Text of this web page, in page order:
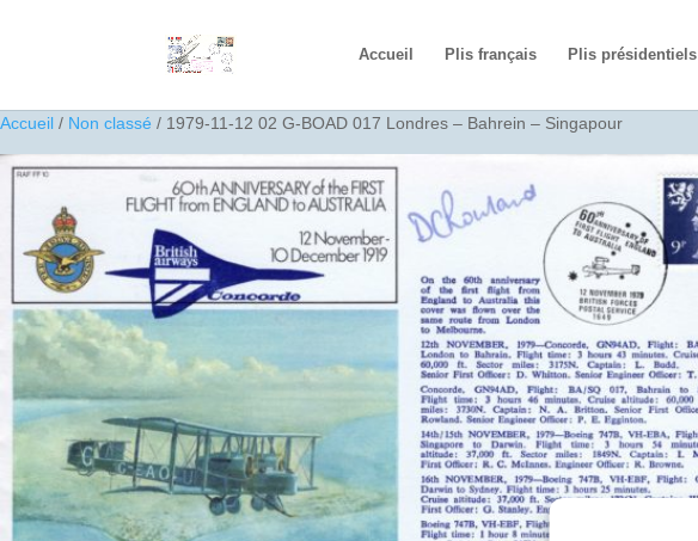
Accueil Plis français Plis présidentiels
Accueil / Non classé / 1979-11-12 02 G-BOAD 017 Londres – Bahrein – Singapour